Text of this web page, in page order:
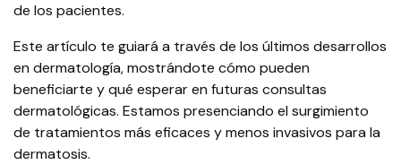
de los pacientes.
Este artículo te guiará a través de los últimos desarrollos
en dermatología, mostrándote cómo pueden
beneficiarte y qué esperar en futuras consultas
dermatológicas. Estamos presenciando el surgimiento
de tratamientos más eficaces y menos invasivos para la
dermatosis.